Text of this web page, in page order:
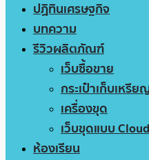
ปฏิทินเศรษฐกิจ
บทความ
รีวิวผลิตภัณฑ์
เว็บซื้อขาย
กระเป๋าเก็บเหรีย
เครื่องขุด
เว็บขุดแบบ
ห้องเรียน